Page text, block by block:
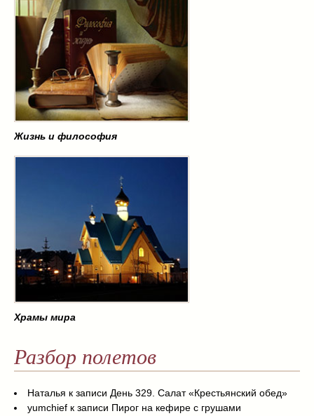
Жизнь и философия
Храмы мира
Разбор полетов
Наталья к записи День 329. Салат «Крестьянский обед»
yumchief к записи Пирог на кефире с грушами